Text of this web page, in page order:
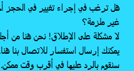
هل ترغب في إجراء تغيير في الحجز أم
غير ملزمة؟
لا مشكلة على الإطلاق! نحن هنا من أجلك!
يمكنك إرسال استفسار للاتصال بنا هنا.
سنقوم بالرد عليها في أقرب وقت ممكن.